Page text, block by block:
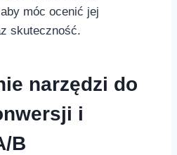
móc ocenić jej
skuteczność.
narzędzi do
i
B